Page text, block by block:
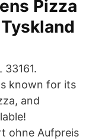
Pizza
known for its
and
ohne Aufpreis